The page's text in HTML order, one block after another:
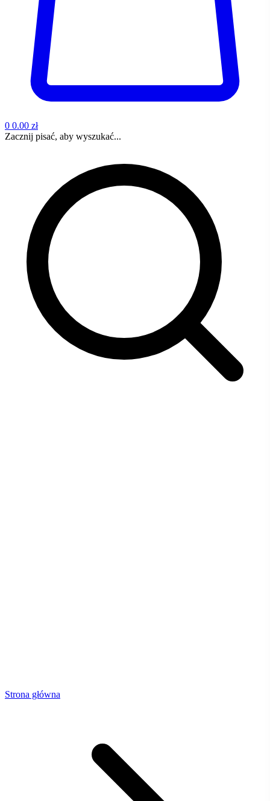
0 0.00 zł
Zacznij pisać, aby wyszukać...
Strona główna